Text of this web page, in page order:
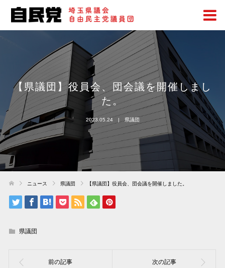
【県議団】役員会、団会議を開催しまし
た。
2023.05.24 県議団
ニュース 県議団 【県議団】役員会、団会議を開催しました。
県議団